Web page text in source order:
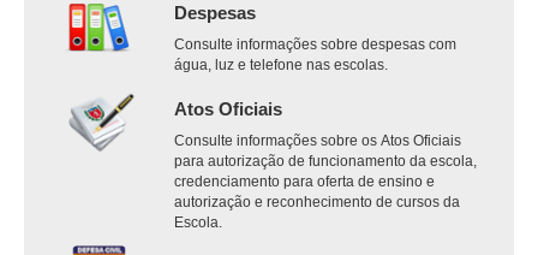
Despesas
Consulte informações sobre despesas com
água, luz e telefone nas escolas.
Atos Oficiais
Consulte informações sobre os Atos Oficiais
para autorização de funcionamento da escola,
credenciamento para oferta de ensino e
autorização e reconhecimento de cursos da
Escola.